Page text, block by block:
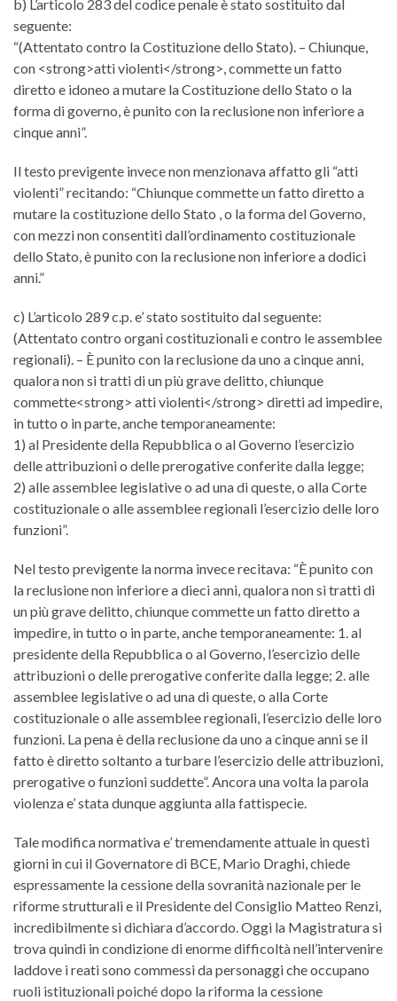
b) L’articolo 283 del codice penale è stato sostituito dal
seguente:
“(Attentato contro la Costituzione dello Stato). – Chiunque,
con <strong>atti violenti</strong>, commette un fatto
diretto e idoneo a mutare la Costituzione dello Stato o la
forma di governo, è punito con la reclusione non inferiore a
cinque anni”.
Il testo previgente invece non menzionava affatto gli “atti
violenti” recitando: “Chiunque commette un fatto diretto a
mutare la costituzione dello Stato , o la forma del Governo,
con mezzi non consentiti dall’ordinamento costituzionale
dello Stato, è punito con la reclusione non inferiore a dodici
anni.”
c) L’articolo 289 c.p. e’ stato sostituito dal seguente:
(Attentato contro organi costituzionali e contro le assemblee
regionali). – È punito con la reclusione da uno a cinque anni,
qualora non si tratti di un più grave delitto, chiunque
commette<strong> atti violenti</strong> diretti ad impedire,
in tutto o in parte, anche temporaneamente:
1) al Presidente della Repubblica o al Governo l’esercizio
delle attribuzioni o delle prerogative conferite dalla legge;
2) alle assemblee legislative o ad una di queste, o alla Corte
costituzionale o alle assemblee regionali l’esercizio delle loro
funzioni”.
Nel testo previgente la norma invece recitava: “È punito con
la reclusione non inferiore a dieci anni, qualora non si tratti di
un più grave delitto, chiunque commette un fatto diretto a
impedire, in tutto o in parte, anche temporaneamente: 1. al
presidente della Repubblica o al Governo, l’esercizio delle
attribuzioni o delle prerogative conferite dalla legge; 2. alle
assemblee legislative o ad una di queste, o alla Corte
costituzionale o alle assemblee regionali, l’esercizio delle loro
funzioni. La pena è della reclusione da uno a cinque anni se il
fatto è diretto soltanto a turbare l’esercizio delle attribuzioni,
prerogative o funzioni suddette”. Ancora una volta la parola
violenza e’ stata dunque aggiunta alla fattispecie.
Tale modifica normativa e’ tremendamente attuale in questi
giorni in cui il Governatore di BCE, Mario Draghi, chiede
espressamente la cessione della sovranità nazionale per le
riforme strutturali e il Presidente del Consiglio Matteo Renzi,
incredibilmente si dichiara d’accordo. Oggi la Magistratura si
trova quindi in condizione di enorme difficoltà nell’intervenire
laddove i reati sono commessi da personaggi che occupano
ruoli istituzionali poiché dopo la riforma la cessione